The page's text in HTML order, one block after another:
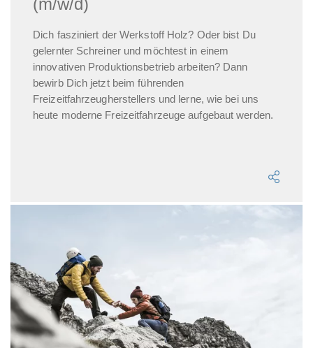
Dich fasziniert der Werkstoff Holz? Oder bist Du
gelernter Schreiner und möchtest in einem
innovativen Produktionsbetrieb arbeiten? Dann
bewirb Dich jetzt beim führenden
Freizeitfahrzeugherstellers und lerne, wie bei uns
heute moderne Freizeitfahrzeuge aufgebaut werden.